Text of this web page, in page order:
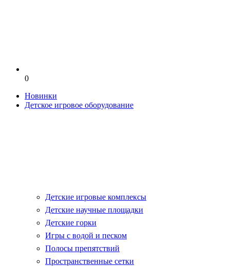
0
Новинки
Детское игровое оборудование
Детские игровые комплексы
Детские научные площадки
Детские горки
Игры с водой и песком
Полосы препятствий
Пространственные сетки